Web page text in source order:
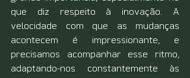
que diz respeito à inovação. A
velocidade com que as mudanças
acontecem é impressionante, e
precisamos acompanhar esse ritmo,
adaptando-nos constantemente às